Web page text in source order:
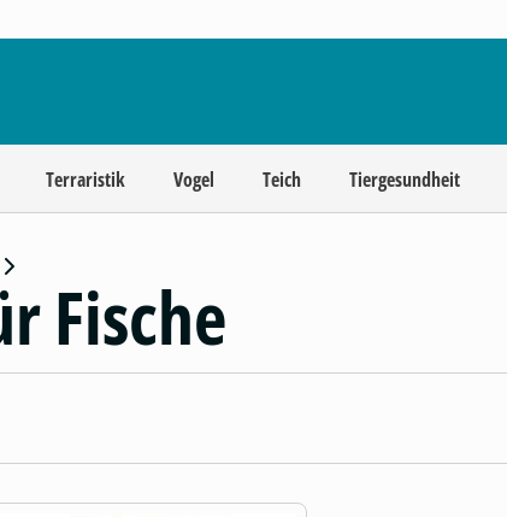
Terraristik Vogel Teich Tiergesundheit
Fische